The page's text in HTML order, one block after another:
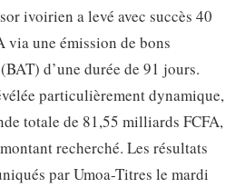
ivoirien a levé avec succès 40
une émission de bons
d’une durée de 91 jours.
particulièrement dynamique,
totale de 81,55 milliards FCFA,
recherché. Les résultats
par Umoa-Titres le mardi